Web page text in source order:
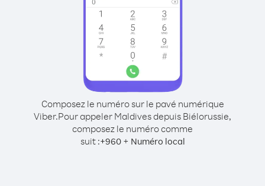
Composez le numéro sur le pavé numérique
Viber.Pour appeler Maldives depuis Biélorussie,
composez le numéro comme
suit :+960+ Numéro local